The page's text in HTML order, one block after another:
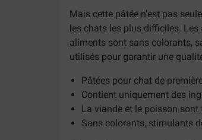
Mais cette pâtée n'est pas
les chats les plus difficiles.
aliments sont sans colorants,
utilisés pour garantir une
Pâtées pour chat de
Contient uniquement des
La viande et le poisson
Sans colorants, stimulants